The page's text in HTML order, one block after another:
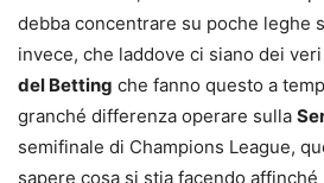
debba concentrare su poche leghe
invece, che laddove ci siano dei
del Betting che fanno questo a
granché differenza operare sulla
semifinale di Champions League,
sapere cosa si stia facendo